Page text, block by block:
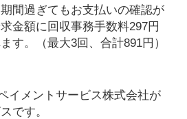
間過ぎてもお支払いの確認が
金額に回収事務手数料297円
す。（最大3回、合計891円）
イメントサービス株式会社が
です。